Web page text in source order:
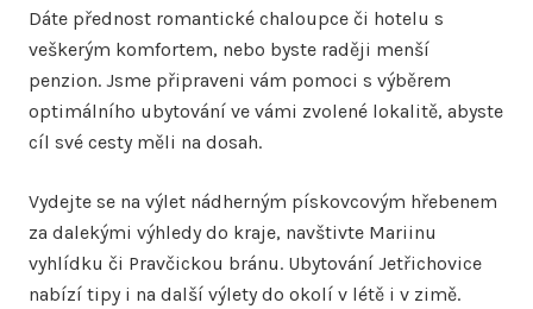
Dáte přednost romantické chaloupce či hotelu s
veškerým komfortem, nebo byste raději menší
penzion. Jsme připraveni vám pomoci s výběrem
optimálního ubytování ve vámi zvolené lokalitě, abyste
cíl své cesty měli na dosah.
Vydejte se na výlet nádherným pískovcovým hřebenem
za dalekými výhledy do kraje, navštivte Mariinu
vyhlídku či Pravčickou bránu. Ubytování Jetřichovice
nabízí tipy i na další výlety do okolí v létě i v zimě.